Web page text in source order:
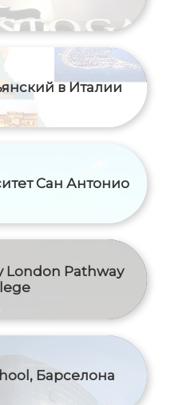
в Италии
Сан Антонио
London Pathway
Барселона